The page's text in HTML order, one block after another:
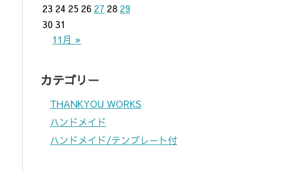
23 24 25 26 27 28 29
30 31
11月 »
カテゴリー
THANKYOU WORKS
ハンドメイド
ハンドメイド/テンプレート付